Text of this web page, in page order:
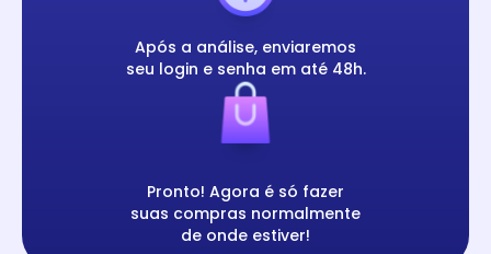
Após a análise, enviaremos
seu login e senha em até 48h.
Pronto! Agora é só fazer
suas compras normalmente
de onde estiver!